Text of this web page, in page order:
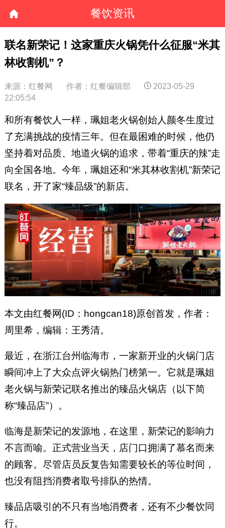
餐饮资讯
联名新荣记！这家重庆火锅凭什么征服“米其
林收割机”？
来源：红餐网 作者：红餐编辑部
2023-05-29
22:05:54
和所有餐饮人一样，珮姐老火锅创始人颜冬生度过
了充满挑战的疫情三年。但在最困难的时候，他仍
坚持着对品质、地道火锅的追求，带着“重庆的辣”走
向全国各地。今年，珮姐还和“米其林收割机”新荣记
联名，开了家“臻品级”的新店。
本文由红餐网(ID：hongcan18)原创首发，作者：
周里希，编辑：王秀清。
最近，在浙江台州临海市，一家新开业的火锅门店
瞬间冲上了大众点评火锅热门榜第一。它就是珮姐
老火锅与新荣记联名推出的臻品火锅店（以下简
称“臻品店”）。
临海是新荣记的发源地，在这里，新荣记的影响力
不言而喻。正式营业当天，店门口拥满了慕名而来
的顾客。尽管店员反复告知需要较长的等位时间，
也没有阻挡消费者取号排队的热情。
臻品店吸引的不只有当地消费者，还有不少餐饮同
行。